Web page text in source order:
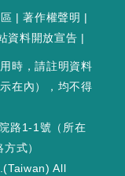
|著作權聲明 |
資料開放宣告 |
時，請註明資料
在內），均不得
路1-1號（ 所在
方式）
All